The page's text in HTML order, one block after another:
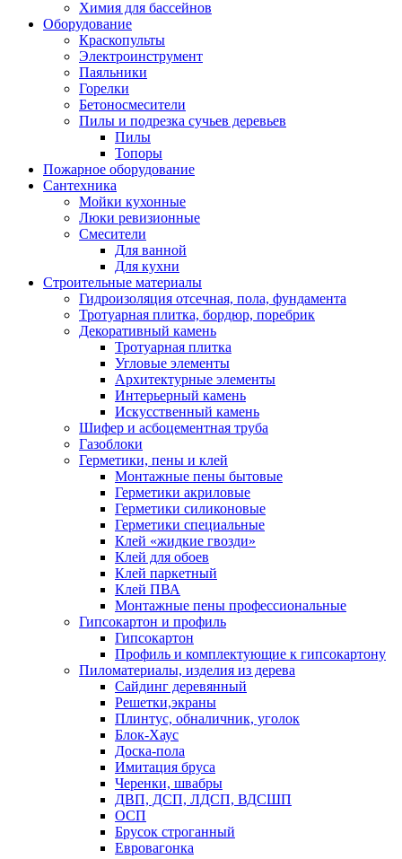
Химия для бассейнов
Оборудование
Краскопульты
Электроинструмент
Паяльники
Горелки
Бетоносмесители
Пилы и подрезка сучьев деревьев
Пилы
Топоры
Пожарное оборудование
Сантехника
Мойки кухонные
Люки ревизионные
Смесители
Для ванной
Для кухни
Строительные материалы
Гидроизоляция отсечная, пола, фундамента
Тротуарная плитка, бордюр, поребрик
Декоративный камень
Тротуарная плитка
Угловые элементы
Архитектурные элементы
Интерьерный камень
Искусственный камень
Шифер и асбоцементная труба
Газоблоки
Герметики, пены и клей
Монтажные пены бытовые
Герметики акриловые
Герметики силиконовые
Герметики специальные
Клей «жидкие гвозди»
Клей для обоев
Клей паркетный
Клей ПВА
Монтажные пены профессиональные
Гипсокартон и профиль
Гипсокартон
Профиль и комплектующие к гипсокартону
Пиломатериалы, изделия из дерева
Сайдинг деревянный
Решетки,экраны
Плинтус, обналичник, уголок
Блок-Хаус
Доска-пола
Имитация бруса
Черенки, швабры
ДВП, ДСП, ЛДСП, ВДСШП
ОСП
Брусок строганный
Евровагонка